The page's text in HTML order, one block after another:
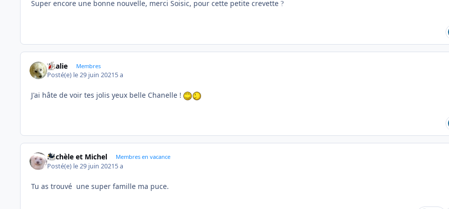
Super encore une bonne nouvelle, merci Soisic, pour cette petite crevette ?
Thalie Membres
Posté(e) le 29 juin 20215 a
J'ai hâte de voir tes jolis yeux belle Chanelle !
Michèle et Michel Membres en vacance
Posté(e) le 29 juin 20215 a
Tu as trouvé une super famille ma puce.